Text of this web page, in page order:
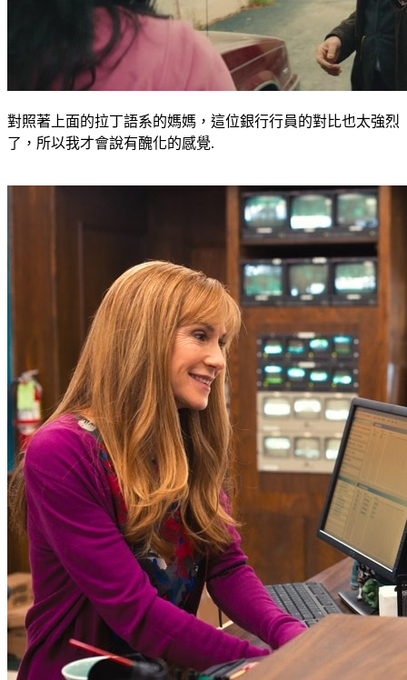
對照著上面的拉丁語系的媽媽，這位銀行行員的對比也太強烈
了，所以我才會說有醜化的感覺.